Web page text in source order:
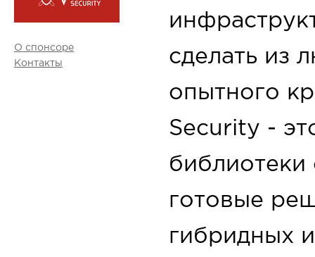
О спонсоре
Контакты
сделать из
опытного
Security -
готовые
гибридных